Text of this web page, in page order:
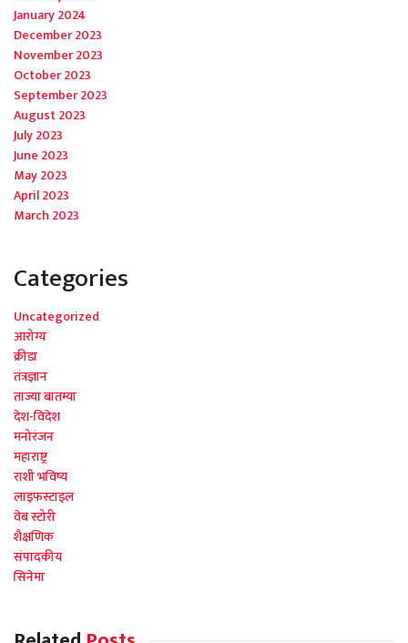
January 2024
December 2023
November 2023
October 2023
September 2023
August 2023
July 2023
June 2023
May 2023
April 2023
March 2023
Categories
Uncategorized
आरोग्य
क्रीडा
तंत्रज्ञान
ताज्या बातम्या
देश-विदेश
मनोरंजन
महाराष्ट्र
राशी भविष्य
लाइफस्टाइल
वेब स्टोरी
शैक्षणिक
संपादकीय
सिनेमा